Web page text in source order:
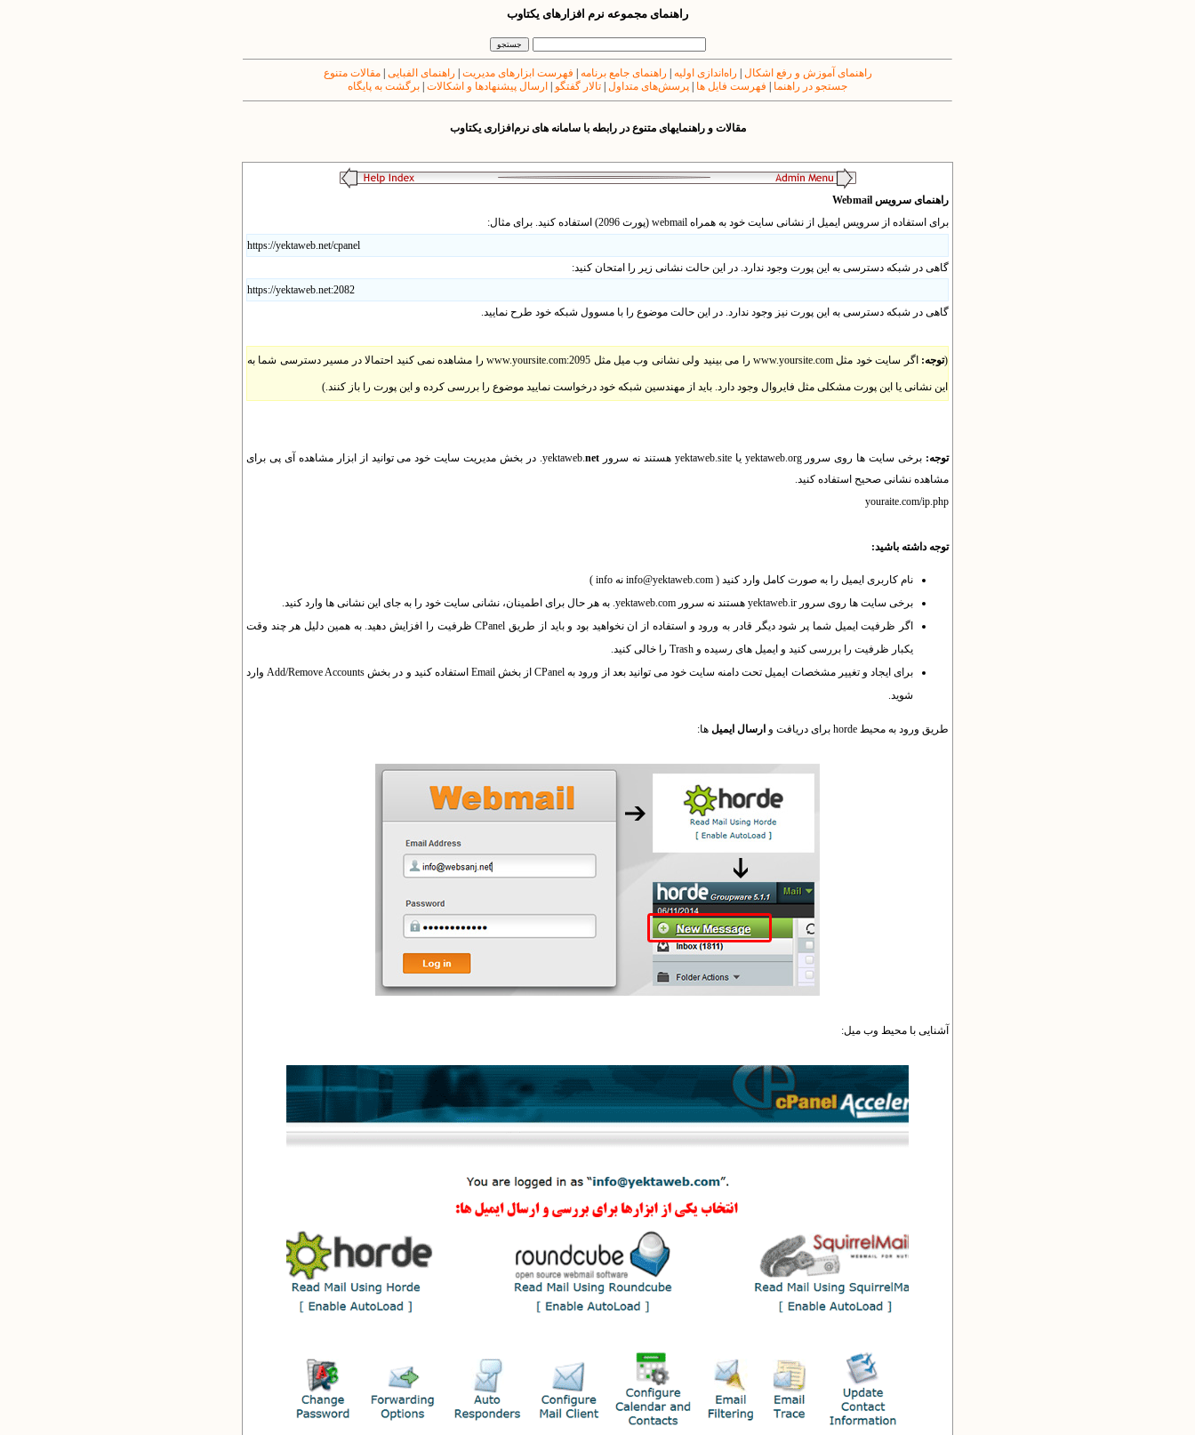
راهنمای مجموعه نرم افزارهای یکتاوب
راهنمای آموزش و رفع اشکال راه‌اندازی اولیه راهنمای جامع برنامه فهرست ابزارهای مدیریت راهنمای الفبایی |مقالات متنوع
جستجو در راهنما
فهرست فایل ها پرسش‌های متداول تالار گفتگو ارسال پیشنهادها و اشکالات برگشت به پایگاه
مقالات و راهنمایهای متنوع در رابطه با سامانه های نرم‌افزاری یکتاوب
راهنمای سرویس Webmail
برای استفاده از سرویس ایمیل از نشانی سایت خود به همراه webmail (پورت 2096) استفاده کنید. برای مثال:
https://yektaweb.net/cpanel
گاهی در شبکه دسترسی به این پورت وجود ندارد. در این حالت نشانی زیر را امتحان کنید:
https://yektaweb.net:2082
گاهی در شبکه دسترسی به این پورت نیز وجود ندارد. در این حالت موضوع را با مسوول شبکه خود طرح نمایید.
(توجه: اگر سایت خود مثل www.yoursite.com را می بینید ولی نشانی وب میل مثل www.yoursite.com:2095 را مشاهده نمی کنید احتمالا در مسیر دسترسی شما به
این نشانی یا این پورت مشکلی مثل فایروال وجود دارد. باید از مهندسین شبکه خود درخواست نمایید موضوع را بررسی کرده و این پورت را باز کنند.)
توجه: برخی سایت ها روی سرور yektaweb.org یا yektaweb.site هستند نه سرور yektaweb. net
. در بخش مدیریت سایت خود می توانید از ابزار مشاهده آی پی برای
مشاهده نشانی صحیح استفاده کنید.
youraite.com/ip.php
توجه داشته باشید:
نام کاربری ایمیل را به صورت کامل وارد کنید ( info@yektaweb.com نه info
)
برخی سایت ها روی سرور yektaweb.ir هستند نه سرور yektaweb.com. به هر حال برای اطمینان، نشانی سایت خود را به جای این نشانی ها وارد کنید.
اگر ظرفیت ایمیل شما پر شود دیگر قادر به ورود و استفاده از ان نخواهید بود و باید از طریق CPanel ظرفیت را افزایش دهید. به همین دلیل هر چند وقت
یکبار ظرفیت را بررسی کنید و ایمیل های رسیده و Trash را خالی کنید.
برای ایجاد و تغییر مشخصات ایمیل تحت دامنه سایت خود می توانید بعد از ورود به CPanel از بخش Email استفاده کنید و در بخش Add/Remove Accounts وارد
شوید.
طریق ورود به محیط horde برای دریافت و ارسال ایمیل ها:
آشنایی با محیط وب میل: